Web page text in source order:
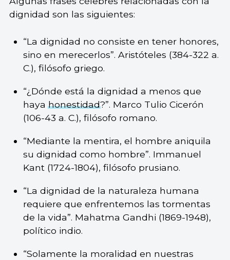
dignidad son las siguientes:
“La dignidad no consiste en tener honores,
sino en merecerlos”. Aristóteles (384-322 a.
C.), filósofo griego.
“¿Dónde está la dignidad a menos que
hayahonestidad?”. Marco Tulio Cicerón
(106-43 a. C.), filósofo romano.
“Mediante la mentira, el hombre aniquila
su dignidad como hombre”. Immanuel
Kant (1724-1804), filósofo prusiano.
“La dignidad de la naturaleza humana
requiere que enfrentemos las tormentas
de la vida”. Mahatma Gandhi (1869-1948),
político indio.
“Solamente la moralidad en nuestras